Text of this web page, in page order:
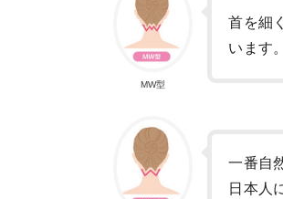
MW型
首を細
います。
一番自
日本人